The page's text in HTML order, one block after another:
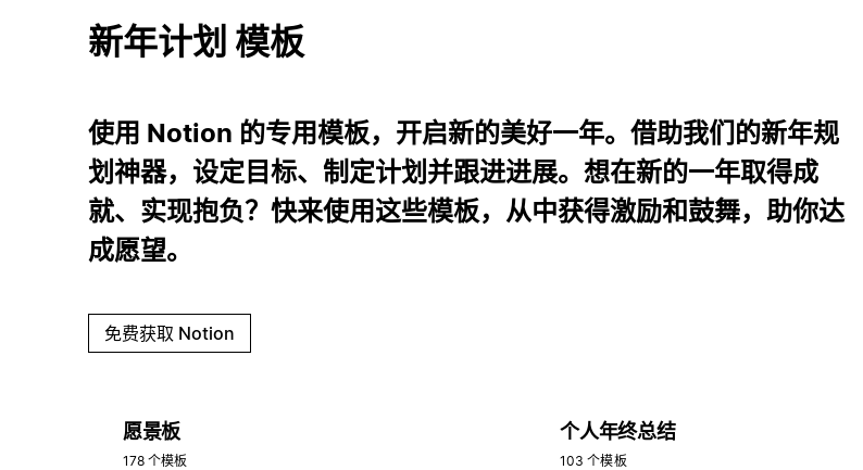
新年计划 模板
使用 Notion 的专用模板，开启新的美好一年。借助我们的新年规
划神器，设定目标、制定计划并跟进进展。想在新的一年取得成
就、实现抱负？快来使用这些模板，从中获得激励和鼓舞，助你达
成愿望。
免费获取 Notion
愿景板
178 个模板
个人年终总结
103 个模板